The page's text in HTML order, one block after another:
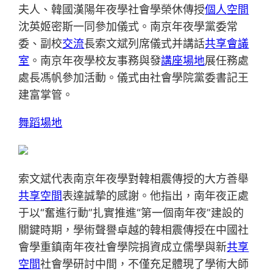
夫人、韓國漢陽年夜學社會學榮休傳授個人空間
沈英姬密斯一同參加儀式。南京年夜學黨委常
委、副校交流長索文斌列席儀式并講話共享會議
室 。南京年夜學校友事務與發講座場地展任務處
處長馮帆參加活動。儀式由社會學院黨委書記王
建富掌管。
舞蹈場地
索文斌代表南京年夜學對韓相震傳授的大方善舉
共享空間表達誠摯的感謝。他指出，南年夜正處
于以“奮進行動”扎實推進“第一個南年夜”建設的
關鍵時期，學術聲譽卓越的韓相震傳授在中國社
會學重鎮南年夜社會學院捐資成立儒學與新共享
空間社會學研討中間，不僅充足體現了學術大師